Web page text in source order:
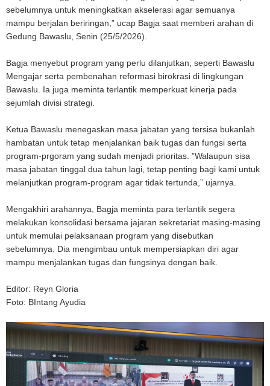
sebelumnya untuk meningkatkan akselerasi agar semuanya
mampu berjalan beriringan,” ucap Bagja saat memberi arahan di
Gedung Bawaslu, Senin (25/5/2026).
Bagja menyebut program yang perlu dilanjutkan, seperti Bawaslu
Mengajar serta pembenahan reformasi birokrasi di lingkungan
Bawaslu. Ia juga meminta terlantik memperkuat kinerja pada
sejumlah divisi strategi.
Ketua Bawaslu menegaskan masa jabatan yang tersisa bukanlah
hambatan untuk tetap menjalankan baik tugas dan fungsi serta
program-prgoram yang sudah menjadi prioritas. ”Walaupun sisa
masa jabatan tinggal dua tahun lagi, tetap penting bagi kami untuk
melanjutkan program-program agar tidak tertunda,” ujarnya.
Mengakhiri arahannya, Bagja meminta para terlantik segera
melakukan konsolidasi bersama jajaran sekretariat masing-masing
untuk memulai pelaksanaan program yang disebutkan
sebelumnya. Dia mengimbau untuk mempersiapkan diri agar
mampu menjalankan tugas dan fungsinya dengan baik.
Editor: Reyn Gloria
Foto: BIntang Ayudia